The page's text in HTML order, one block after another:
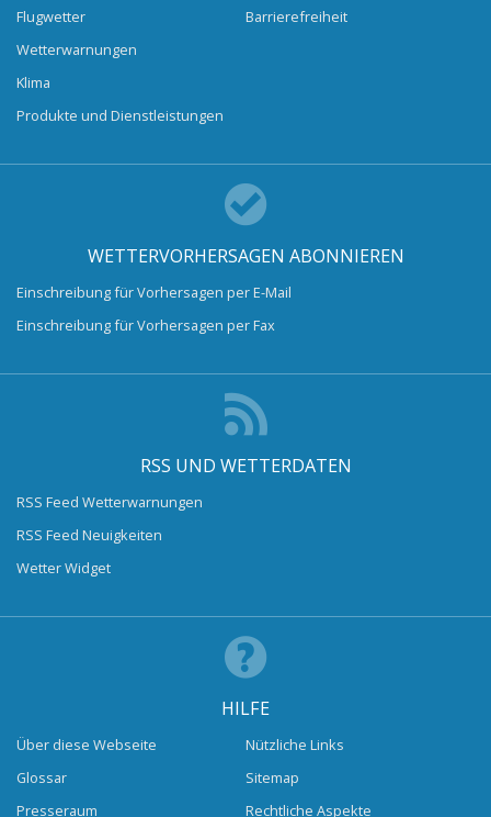
Flugwetter
Wetterwarnungen
Klima
Produkte und Dienstleistungen
Barrierefreiheit
WETTERVORHERSAGEN ABONNIEREN
Einschreibung für Vorhersagen per E-Mail
Einschreibung für Vorhersagen per Fax
RSS UND WETTERDATEN
RSS Feed Wetterwarnungen
RSS Feed Neuigkeiten
Wetter Widget
HILFE
Über diese Webseite
Glossar
Presseraum
Nützliche Links
Sitemap
Rechtliche Aspekte